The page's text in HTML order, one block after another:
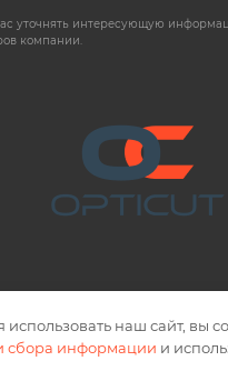
уточнять интересующую
компании.
2026 © OPTICUT
наш сайт, вы
сбора информации и